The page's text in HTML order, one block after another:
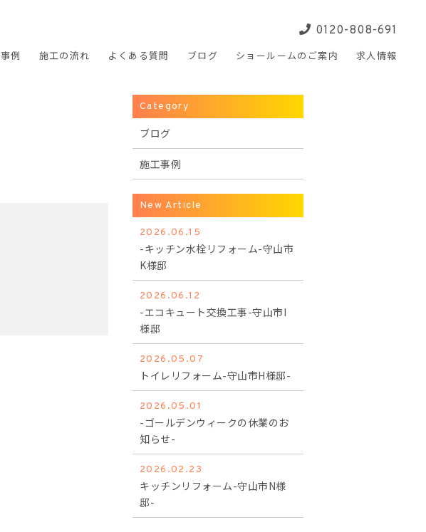
事例 施工の流れ よくある質問 ブログ ショールームの ご案内 求人情報
0120-808-691
Category
ブログ
施工事例
New Article
2026.06.15
-キッチン水栓リフォーム-守山市
K様邸
2026.06.12
-エコキュート交換工事-守山市I
様邸
2026.05.07
トイレリフォーム-守山市H様邸-
2026.05.01
-ゴールデンウィークの休業のお
知らせ-
2026.02.23
キッチンリフォーム-守山市N様
邸-